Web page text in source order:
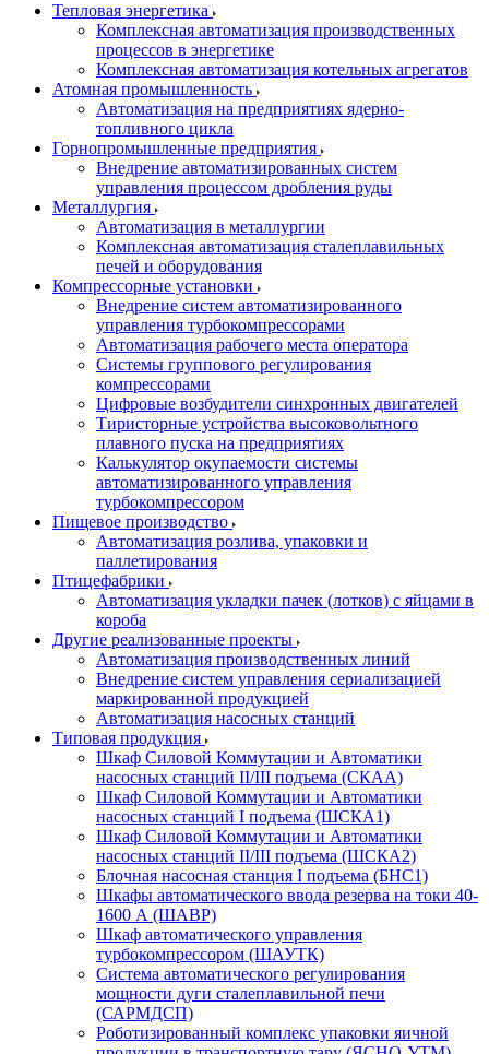
Тепловая энергетика
Комплексная автоматизация производственных
процессов в энергетике
Комплексная автоматизация котельных агрегатов
Атомная промышленность
Автоматизация на предприятиях ядерно-
топливного цикла
Горнопромышленные предприятия
Внедрение автоматизированных систем
управления процессом дробления руды
Металлургия
Автоматизация в металлургии
Комплексная автоматизация сталеплавильных
печей и оборудования
Компрессорные установки
Внедрение систем автоматизированного
управления турбокомпрессорами
Автоматизация рабочего места оператора
Системы группового регулирования
компрессорами
Цифровые возбудители синхронных двигателей
Тиристорные устройства высоковольтного
плавного пуска на предприятиях
Калькулятор окупаемости системы
автоматизированного управления
турбокомпрессором
Пищевое производство
Автоматизация розлива, упаковки и
паллетирования
Птицефабрики
Автоматизация укладки пачек (лотков) с яйцами в
короба
Другие реализованные проекты
Автоматизация производственных линий
Внедрение систем управления сериализацией
маркированной продукцией
Автоматизация насосных станций
Типовая продукция
Шкаф Силовой Коммутации и Автоматики
насосных станций II/III подъема (СКАА)
Шкаф Силовой Коммутации и Автоматики
насосных станций I подъема (ШСКА1)
Шкаф Силовой Коммутации и Автоматики
насосных станций II/III подъема (ШСКА2)
Блочная насосная станция I подъема (БНС1)
Шкафы автоматического ввода резерва на токи 40-
1600 А (ШАВР)
Шкаф автоматического управления
турбокомпрессором (ШАУТК)
Система автоматического регулирования
мощности дуги сталеплавильной печи
(САРМДСП)
Роботизированный комплекс упаковки яичной